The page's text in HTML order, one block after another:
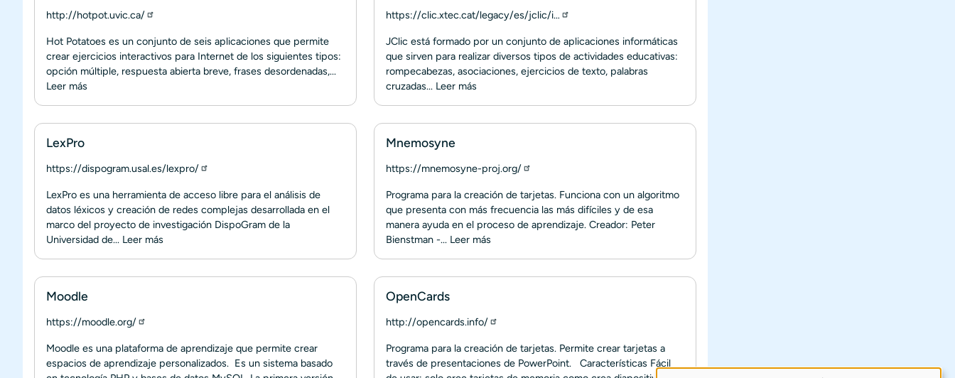
http://hotpot.uvic.ca/
Hot Potatoes es un conjunto de seis aplicaciones que permite
crear ejercicios interactivos para Internet de los siguientes tipos:
opción múltiple, respuesta abierta breve, frases desordenadas,...
Leer más
https://clic.xtec.cat/legacy/es/jclic/i…
JClic está formado por un conjunto de aplicaciones informáticas
que sirven para realizar diversos tipos de actividades educativas:
rompecabezas, asociaciones, ejercicios de texto, palabras
cruzadas... Leer más
LexPro
https://dispogram.usal.es/lexpro/
LexPro es una herramienta de acceso libre para el análisis de
datos léxicos y creación de redes complejas desarrollada en el
marco del proyecto de investigación DispoGram de la
Universidad de... Leer más
Mnemosyne
https://mnemosyne-proj.org/
Programa para la creación de tarjetas. Funciona con un algoritmo
que presenta con más frecuencia las más difíciles y de esa
manera ayuda en el proceso de aprendizaje. Creador: Peter
Bienstman -... Leer más
Moodle
https://moodle.org/
Moodle es una plataforma de aprendizaje que permite crear
espacios de aprendizaje personalizados. Es un sistema basado
OpenCards
http://opencards.info/
Programa para la creación de tarjetas. Permite crear tarjetas a
través de presentaciones de PowerPoint. Características Fácil